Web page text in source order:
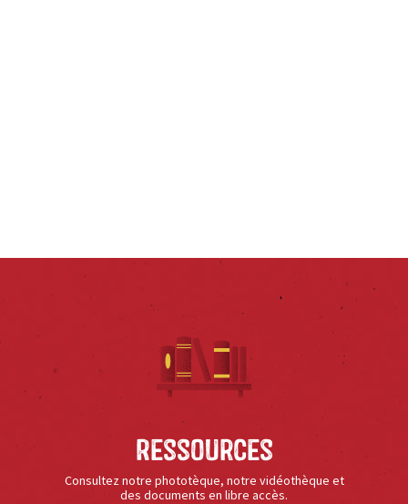
Ressources
Consultez notre phototèque, notre vidéothèque et
des documents en libre accès.